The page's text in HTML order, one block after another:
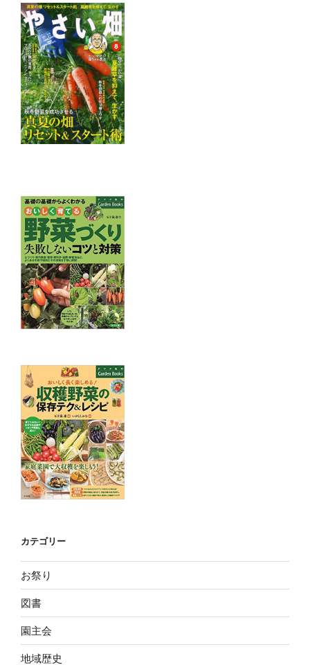
カテゴリー
お祭り
図書
園主会
地域歴史